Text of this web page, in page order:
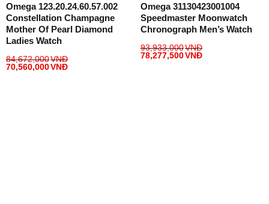
Omega 123.20.24.60.57.002
Constellation Champagne
Mother Of Pearl Diamond
Ladies Watch
84,672,000VNĐ
70,560,000VNĐ
Omega 31130423001004
Speedmaster Moonwatch
Chronograph Men’s Watch
93,933,000VNĐ
78,277,500VNĐ